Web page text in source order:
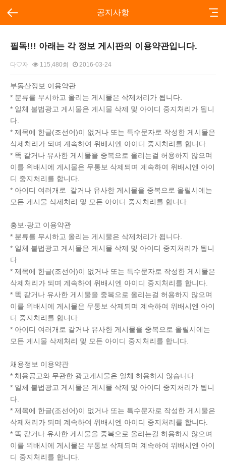
공지사항
필독!!! 아래는 각 정보 게시판의 이용약관입니다.
다♡자 115,480회 2016-03-24
본문
부동산정보 이용약관
* 분류를 무시하고 올리는 게시물은 삭제처리가 됩니다.
* 일체 불법광고 게시물은 게시물 삭제 및 아이디 중지처리가 됩니
다.
* 제목에 한글(조선어)이 없거나 또는 특수문자로 작성한 게시물은
삭제처리가 되며 계속하여 위배시엔 아이디 중지처리를 합니다.
* 똑 같거나 유사한 게시물을 중복으로 올리는걸 허용하지 않으며
이를 위배시에 게시물은 무통보 삭제되며 계속하여 위배시엔 아이
디 중지처리를 합니다.
* 아이디 여러개로 같거나 유사한 게시물을 중복으로 올릴시에는
모든 게시물 삭제처리 및 모든 아이디 중지처리를 합니다.
홍보·광고 이용약관
* 분류를 무시하고 올리는 게시물은 삭제처리가 됩니다.
* 일체 불법광고 게시물은 게시물 삭제 및 아이디 중지처리가 됩니
다.
* 제목에 한글(조선어)이 없거나 또는 특수문자로 작성한 게시물은
삭제처리가 되며 계속하여 위배시엔 아이디 중지처리를 합니다.
* 똑 같거나 유사한 게시물을 중복으로 올리는걸 허용하지 않으며
이를 위배시에 게시물은 무통보 삭제되며 계속하여 위배시엔 아이
디 중지처리를 합니다.
* 아이디 여러개로 같거나 유사한 게시물을 중복으로 올릴시에는
모든 게시물 삭제처리 및 모든 아이디 중지처리를 합니다.
채용정보 이용약관
* 채용공고와 무관한 광고게시물은 일체 허용하지 않습니다.
* 일체 불법광고 게시물은 게시물 삭제 및 아이디 중지처리가 됩니
다.
* 제목에 한글(조선어)이 없거나 또는 특수문자로 작성한 게시물은
삭제처리가 되며 계속하여 위배시엔 아이디 중지처리를 합니다.
* 똑 같거나 유사한 게시물을 중복으로 올리는걸 허용하지 않으며
이를 위배시에 게시물은 무통보 삭제되며 계속하여 위배시엔 아이
디 중지처리를 합니다.